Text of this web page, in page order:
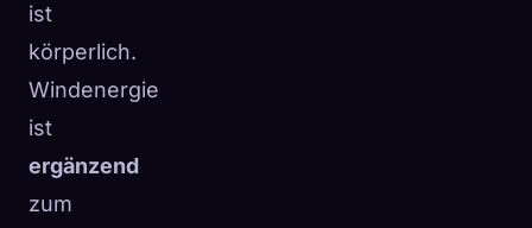
ist
körperlich.
Windenergie
ist
ergänzend
zum